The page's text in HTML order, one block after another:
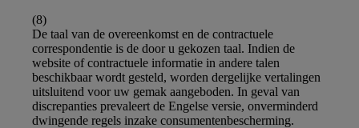
(8)
De taal van de overeenkomst en de contractuele
correspondentie is de door u gekozen taal. Indien de
website of contractuele informatie in andere talen
beschikbaar wordt gesteld, worden dergelijke vertalingen
uitsluitend voor uw gemak aangeboden. In geval van
discrepanties prevaleert de Engelse versie, onverminderd
dwingende regels inzake consumentenbescherming.